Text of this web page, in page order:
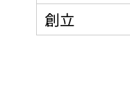
創立